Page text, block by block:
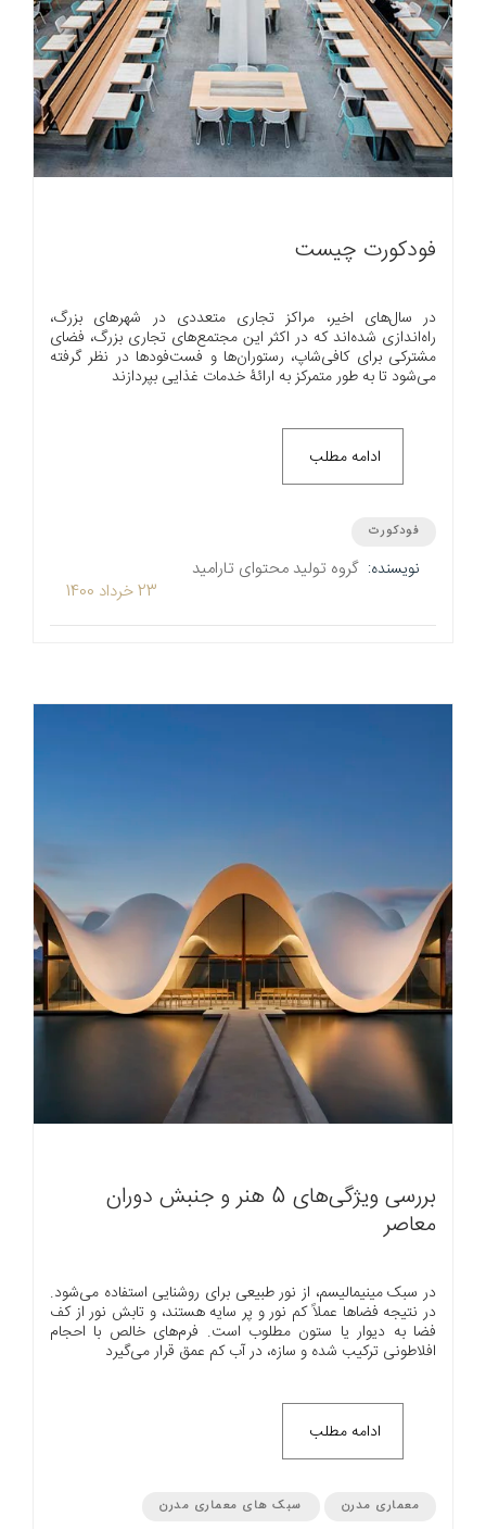
فودکورت چیست
در سال‌های اخیر، مراکز تجاری متعددی در شهرهای بزرگ،
راه‌اندازی شده‌اند که در اکثر این مجتمع‌های تجاری بزرگ، فضای
مشترکی برای کافی‌شاپ، رستوران‌ها و فست‌فودها در نظر گرفته
می‌شود تا به طور متمرکز به ارائۀ خدمات غذایی بپردازند
ادامه مطلب
فودکورت
نویسنده: گروه تولید محتوای تارامید
23 خرداد 1400
بررسی ویژگی‌های 5 هنر و جنبش دوران
معاصر
در سبک مینیمالیسم، از نور طبیعی برای روشنایی استفاده می‌شود.
در نتیجه فضاها عملاً کم نور و پر سایه هستند، و تابش نور از کف
فضا به دیوار یا ستون مطلوب است. فرم‌های خالص با احجام
افلاطونی ترکیب شده و سازه، در آب کم عمق قرار می‌گیرد
ادامه مطلب
معماری مدرن سبک های معماری مدرن